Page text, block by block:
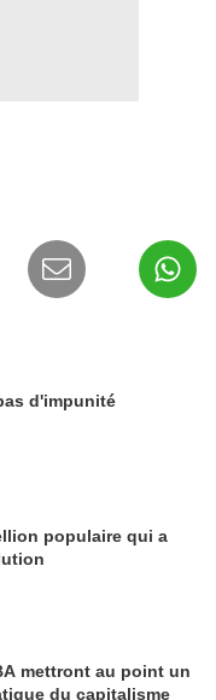
d'impunité
populaire qui a
mettront au point un
du capitalisme